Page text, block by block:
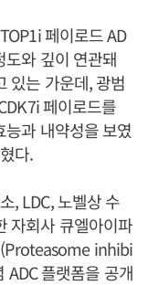
페이로드 AD
도와 깊이 연관돼
있는 가운데, 광범
페이로드를
능과 내약성을 보였
다.
, LDC, 노벨상 수
자회사 큐엘아이파
(Proteasome inhibi
ADC 플랫폼을 공개